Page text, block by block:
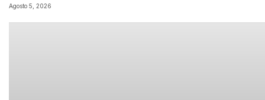
Agosto 5, 2026